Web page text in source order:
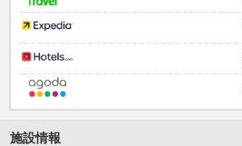
施設情報